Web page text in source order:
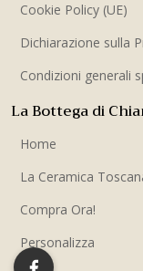
La Bottega di
Home
La Ceramica
Compra Ora!
Personalizza
Cookie Policy (UE)
Dichiarazione sulla
Condizioni generali